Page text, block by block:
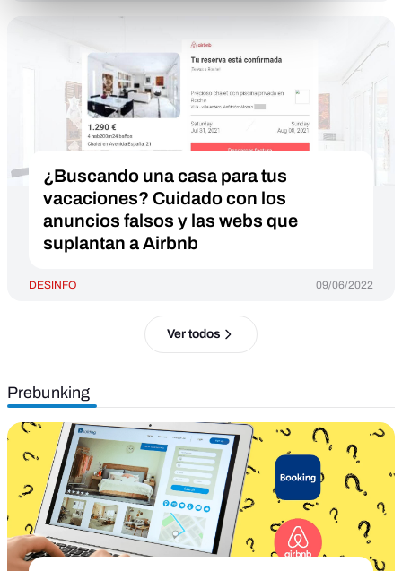
¿Buscando una casa para tus
vacaciones? Cuidado con los
anuncios falsos y las webs que
suplantan a Airbnb
DESINFO 09/06/2022
Ver todos
Prebunking